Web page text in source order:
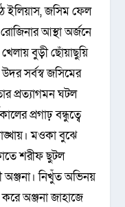
ইলিয়াস, জসিম ফেল
আস্থা অর্জনে
বুড়ী ছোঁয়াছুয়ি
সর্বস্ব জসিমের
প্রত্যাগমন ঘটল
প্রগাঢ় বন্ধুত্বে
মওকা বুঝে
শরীফ ছুটল
অঞ্জনা। নিখুঁত অভিনয়
অঞ্জনা জাহাজে